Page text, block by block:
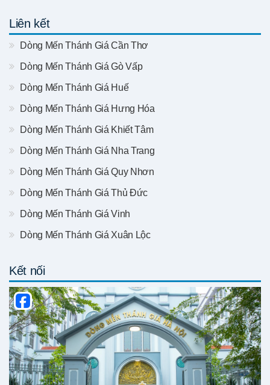
Liên kết
Dòng Mến Thánh Giá Cần Thơ
Dòng Mến Thánh Giá Gò Vấp
Dòng Mến Thánh Giá Huế
Dòng Mến Thánh Giá Hưng Hóa
Dòng Mến Thánh Giá Khiết Tâm
Dòng Mến Thánh Giá Nha Trang
Dòng Mến Thánh Giá Quy Nhơn
Dòng Mến Thánh Giá Thủ Đức
Dòng Mến Thánh Giá Vinh
Dòng Mến Thánh Giá Xuân Lộc
Kết nối